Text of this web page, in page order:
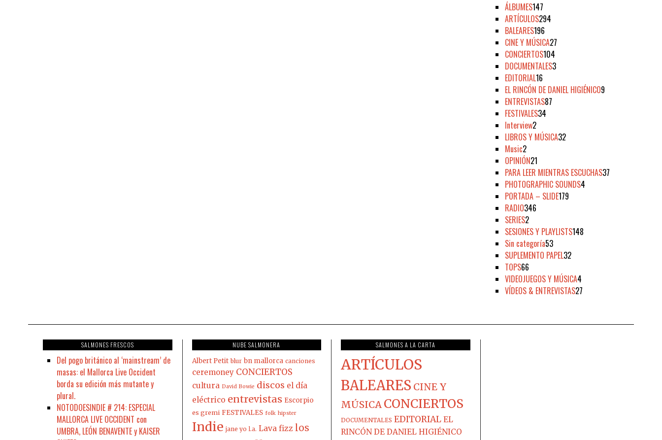
ÁLBUMES147
ARTÍCULOS294
BALEARES196
CINE Y MÚSICA27
CONCIERTOS104
DOCUMENTALES3
EDITORIAL16
EL RINCÓN DE DANIEL HIGIÉNICO9
ENTREVISTAS87
FESTIVALES34
Interview2
LIBROS Y MÚSICA32
Music2
OPINIÓN21
PARA LEER MIENTRAS ESCUCHAS37
PHOTOGRAPHIC SOUNDS4
PORTADA – SLIDE179
RADIO346
SERIES2
SESIONES Y PLAYLISTS148
Sin categoría53
SUPLEMENTO PAPEL32
TOPS66
VIDEOJUEGOS Y MÚSICA4
VÍDEOS & ENTREVISTAS27
SALMONES FRESCOS
Del pogo británico al ‘mainstream’ de
masas: el Mallorca Live Occident
borda su edición más mutante y
plural.
NOTODOESINDIE # 214: ESPECIAL
MALLORCA LIVE OCCIDENT con
UMBRA, LEÓN BENAVENTE y KAISER
NUBE SALMONERA
Albert Petit blur bn mallorca canciones
ceremoney CONCIERTOS
cultura David Bowie discos el día
eléctrico entrevistas Escorpio
es gremi FESTIVALES folk hipster
Indie jane yo l.a. Lava fizz los
SALMONES A LA CARTA
ARTÍCULOS
BALEARES CINE Y
MÚSICA CONCIERTOS
DOCUMENTALES EDITORIAL EL
RINCÓN DE DANIEL HIGIÉNICO